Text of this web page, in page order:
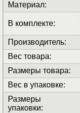
Материал:
В комплекте:
Производитель:
Вес товара:
Размеры товара:
Вес в упаковке:
Размеры
упаковки: